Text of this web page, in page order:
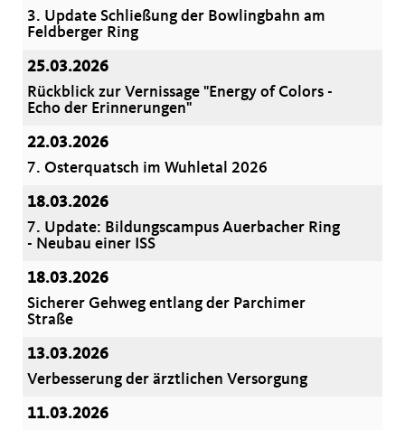
3. Update Schließung der Bowlingbahn am
Feldberger Ring
25.03.2026
Rückblick zur Vernissage "Energy of Colors -
Echo der Erinnerungen"
22.03.2026
7. Osterquatsch im Wuhletal 2026
18.03.2026
7. Update: Bildungscampus Auerbacher Ring
- Neubau einer ISS
18.03.2026
Sicherer Gehweg entlang der Parchimer
Straße
13.03.2026
Verbesserung der ärztlichen Versorgung
11.03.2026